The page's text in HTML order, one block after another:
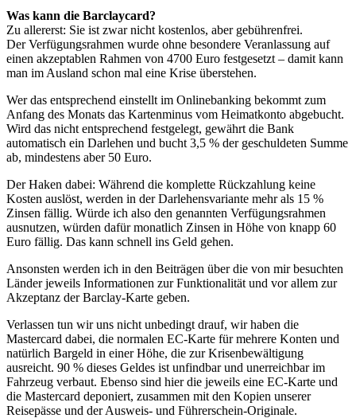
Was kann die Barclaycard?
Zu allererst: Sie ist zwar nicht kostenlos, aber gebührenfrei.
Der Verfügungsrahmen wurde ohne besondere Veranlassung auf
einen akzeptablen Rahmen von 4700 Euro festgesetzt – damit kann
man im Ausland schon mal eine Krise überstehen.
Wer das entsprechend einstellt im Onlinebanking bekommt zum
Anfang des Monats das Kartenminus vom Heimatkonto abgebucht.
Wird das nicht entsprechend festgelegt, gewährt die Bank
automatisch ein Darlehen und bucht 3,5 % der geschuldeten Summe
ab, mindestens aber 50 Euro.
Der Haken dabei: Während die komplette Rückzahlung keine
Kosten auslöst, werden in der Darlehensvariante mehr als 15 %
Zinsen fällig. Würde ich also den genannten Verfügungsrahmen
ausnutzen, würden dafür monatlich Zinsen in Höhe von knapp 60
Euro fällig. Das kann schnell ins Geld gehen.
Ansonsten werden ich in den Beiträgen über die von mir besuchten
Länder jeweils Informationen zur Funktionalität und vor allem zur
Akzeptanz der Barclay-Karte geben.
Verlassen tun wir uns nicht unbedingt drauf, wir haben die
Mastercard dabei, die normalen EC-Karte für mehrere Konten und
natürlich Bargeld in einer Höhe, die zur Krisenbewältigung
ausreicht. 90 % dieses Geldes ist unfindbar und unerreichbar im
Fahrzeug verbaut. Ebenso sind hier die jeweils eine EC-Karte und
die Mastercard deponiert, zusammen mit den Kopien unserer
Reisepässe und der Ausweis- und Führerschein-Originale.